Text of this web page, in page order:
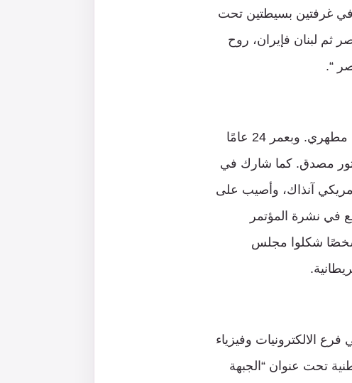
غرفتين بسيطتين تحت
ثم لبنان فإيران، روح
“.
تلقى شمران دروس المنطق والتفسير والفلسفة عند السيد طالقاني والشهيد مطهري. وبعمر 24 عامًا
1953 وسقوط حكومة الدكتور مصدق. كما شارك في
آنذاك، وأصيب على
في نشرة المؤتمر
الجامعات في أمريكا. كما كان الدكتور شمران واحدًا من 14 شخصًا شكلوا مجلس
الالكترونيات وفيزياء
تحت عنوان “الجبهة